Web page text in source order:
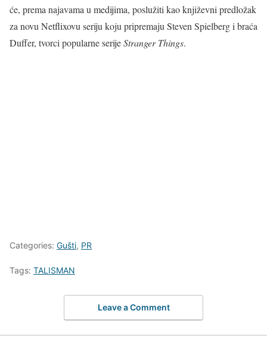
će, prema najavama u medijima, poslužiti kao književni predložak
za novu Netflixovu seriju koju pripremaju Steven Spielberg i braća
Duffer, tvorci popularne serijeStranger Things.
Categories: Gušti, PR
Tags: TALISMAN
Leave a Comment